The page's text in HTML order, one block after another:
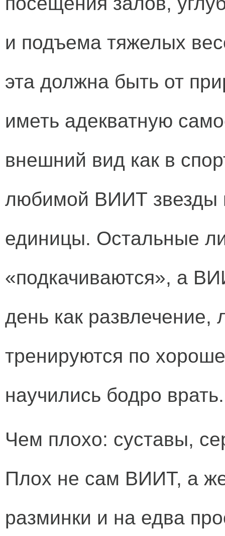
и подъема тяжелых
эта должна быть от
иметь адекватную
внешний вид как в
любимой ВИИТ звезды
единицы. Остальные
«подкачиваются», а
день как
тренируются по
научились бодро врать.
Чем плохо: суставы,
Плох не сам ВИИТ, а
разминки и на едва